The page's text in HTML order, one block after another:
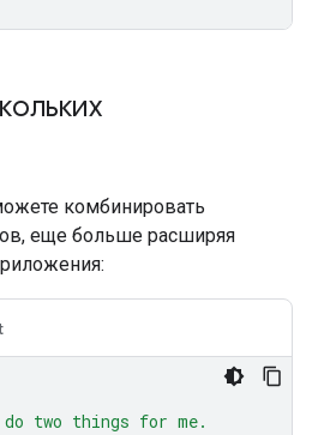
комбинировать
еще больше расширяя
two things for me.